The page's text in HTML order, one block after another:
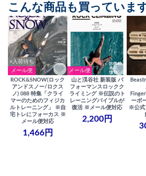
こんな商品も買っていま
×入荷待ち
メール便
ROCK&SNOW(ロック
アンドスノー/ロクス
ノ) 088 特集「クライ
マーのためのフィジカ
ルトレーニング」 ※自
宅トレにフォーカス ※
メール便対応
1,466円
メール便
山と渓谷社 新装版 パ
フォーマンスロックク
ライミング ※伝説のト
レーニングバイブルが
復活 ※メール便対応
2,200円
ーボ
※公式